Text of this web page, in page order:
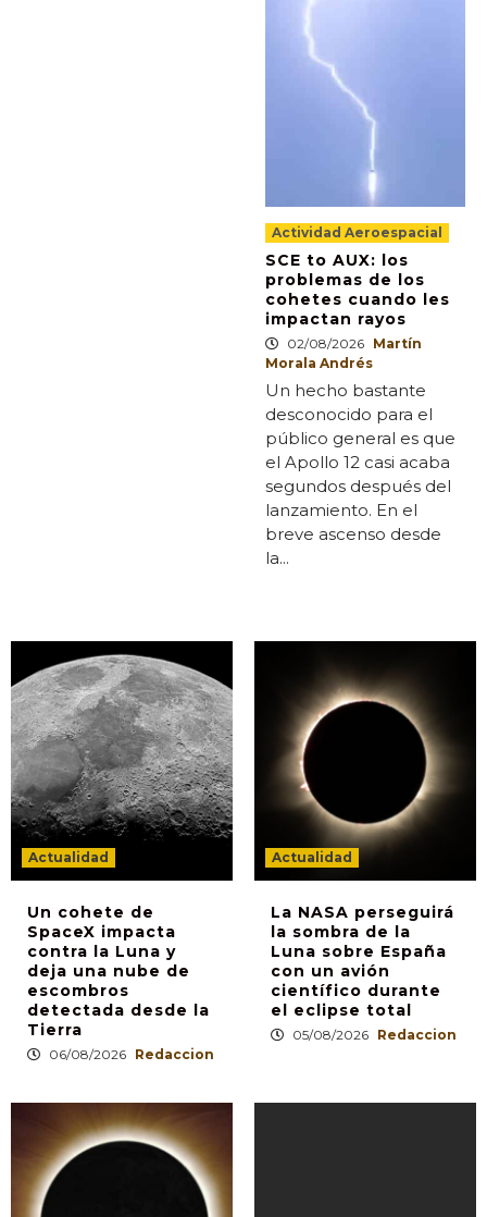
Actividad Aeroespacial
SCE to AUX: los
problemas de los
cohetes cuando les
impactan rayos
02/08/2026 Martín
Morala Andrés
Un hecho bastante
desconocido para el
público general es que
el Apollo 12 casi acaba
segundos después del
lanzamiento. En el
breve ascenso desde
la...
Actualidad
Un cohete de
SpaceX impacta
contra la Luna y
deja una nube de
escombros
detectada desde la
Tierra
06/08/2026 Redaccion
Actualidad
La NASA perseguirá
la sombra de la
Luna sobre España
con un avión
científico durante
el eclipse total
05/08/2026 Redaccion